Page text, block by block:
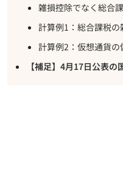
雑損控除でなく総合
計算例1：総合課税
計算例2：仮想通貨
【補足】4月17日公表の